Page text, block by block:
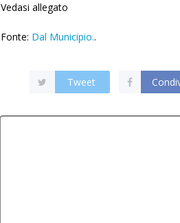
Vedasi allegato
Fonte: Dal Municipio..
Tweet